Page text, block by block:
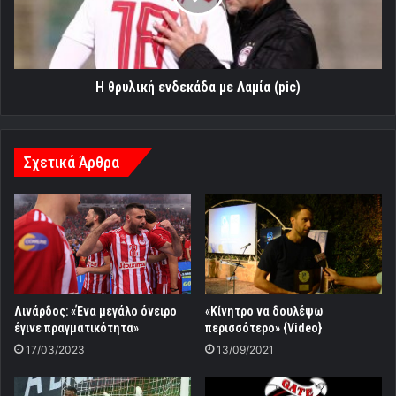
Η θρυλική ενδεκάδα με Λαμία (pic)
Σχετικά Άρθρα
Λινάρδος: «Ένα μεγάλο όνειρο
έγινε πραγματικότητα»
17/03/2023
«Κίνητρο να δουλέψω
περισσότερο» {Video}
13/09/2021